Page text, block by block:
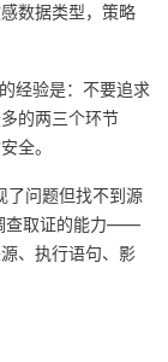
数据类型，策略
经验是：不要追求
的两三个环节
全。
了问题但找不到源
查取证的能力——
、执行语句、影